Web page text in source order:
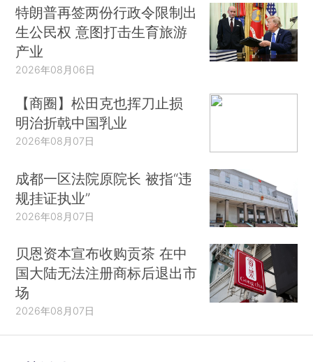
特朗普再签两份行政令限制出
生公民权 意图打击生育旅游
产业
2026年08月06日
【商圈】松田克也挥刀止损
明治折戟中国乳业
2026年08月07日
成都一区法院原院长 被指“违
规挂证执业”
2026年08月07日
贝恩资本宣布收购贡茶 在中
国大陆无法注册商标后退出市
场
2026年08月07日